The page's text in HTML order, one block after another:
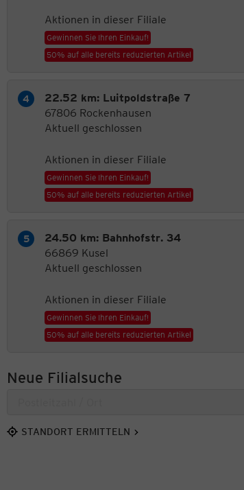
Aktionen in dieser Filiale
Gewinnen Sie Ihren Einkauf!
50% auf alle bereits reduzierten Artikel
22.52 km: Luitpoldstraße 7
67806 Rockenhausen
Aktuell geschlossen
Aktionen in dieser Filiale
Gewinnen Sie Ihren Einkauf!
50% auf alle bereits reduzierten Artikel
24.50 km: Bahnhofstr. 34
66869 Kusel
Aktuell geschlossen
Aktionen in dieser Filiale
Gewinnen Sie Ihren Einkauf!
50% auf alle bereits reduzierten Artikel
Neue Filialsuche
STANDORT ERMITTELN